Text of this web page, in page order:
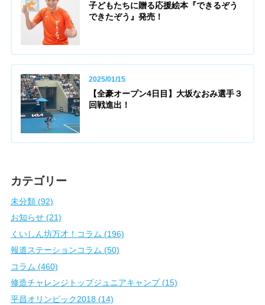
子どもたちに贈る応援絵本『できるぞう
できたぞう』発売！
2025/01/15
【全豪オープン4日目】大坂なおみ選手３
回戦進出！
カテゴリー
未分類 (92)
お知らせ (21)
くいしん坊万才！コラム (196)
報道ステーションコラム (50)
コラム (460)
修造チャレンジトップジュニアキャンプ (15)
平昌オリンピック2018 (14)